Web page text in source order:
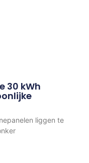
30 kWh
liggen te